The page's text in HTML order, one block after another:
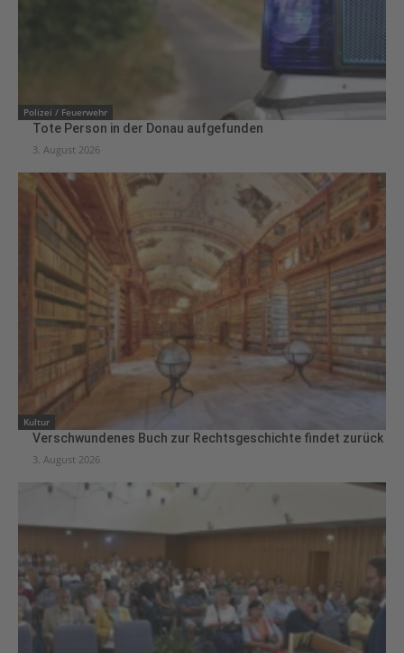
Polizei / Feuerwehr
Tote Person in der Donau aufgefunden
3. August 2026
Kultur
Verschwundenes Buch zur Rechtsgeschichte findet zurück
3. August 2026